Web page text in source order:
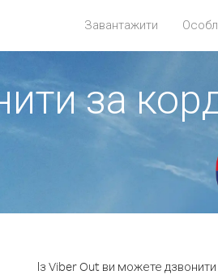
Завантажити
за
Із Viber Out ви можете